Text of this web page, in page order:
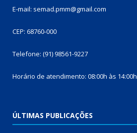
E-mail: semad.pmm@gmail.com
CEP: 68760-000
Telefone: (91) 98561-9227
Horário de atendimento: 08:00h às 14:00h
ÚLTIMAS PUBLICAÇÕES